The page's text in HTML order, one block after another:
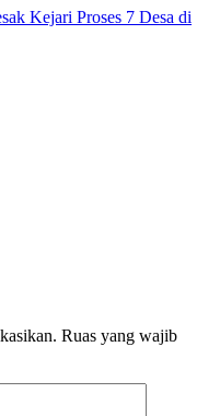
Kejari Proses 7 Desa di
Ruas yang wajib